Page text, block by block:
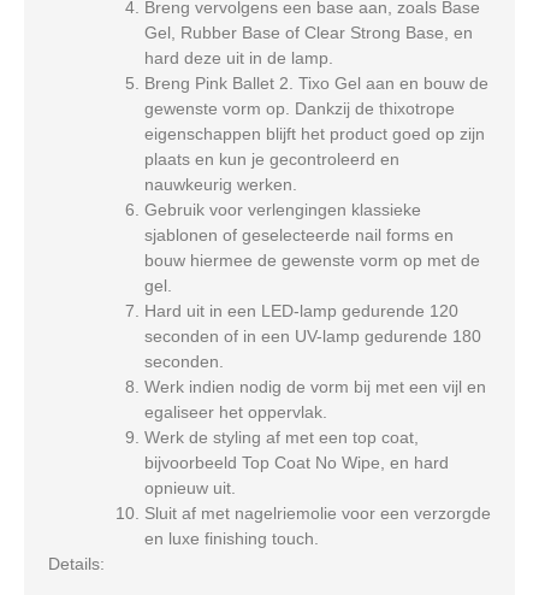
Breng vervolgens een base aan, zoals Base
Gel, Rubber Base of Clear Strong Base, en
hard deze uit in de lamp.
Breng Pink Ballet 2. Tixo Gel aan en bouw de
gewenste vorm op. Dankzij de thixotrope
eigenschappen blijft het product goed op zijn
plaats en kun je gecontroleerd en
nauwkeurig werken.
Gebruik voor verlengingen klassieke
sjablonen of geselecteerde nail forms en
bouw hiermee de gewenste vorm op met de
gel.
Hard uit in een LED-lamp gedurende 120
seconden of in een UV-lamp gedurende 180
seconden.
Werk indien nodig de vorm bij met een vijl en
egaliseer het oppervlak.
Werk de styling af met een top coat,
bijvoorbeeld Top Coat No Wipe, en hard
opnieuw uit.
Sluit af met nagelriemolie voor een verzorgde
en luxe finishing touch.
Details: